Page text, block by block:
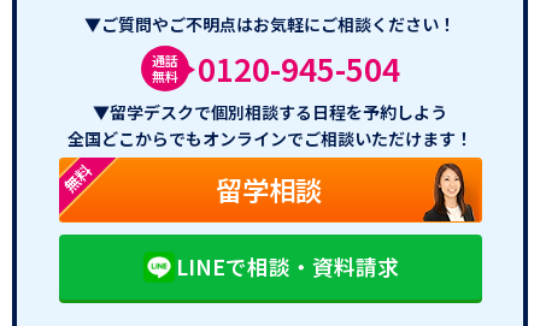
▼ご質問やご不明点はお気軽にご相談ください！
通話
無料
0120-945-504
▼留学デスクで個別相談する日程を予約しよう
全国どこからでもオンラインでご相談いただけます！
無料 留学相談
LINEで相談・資料請求